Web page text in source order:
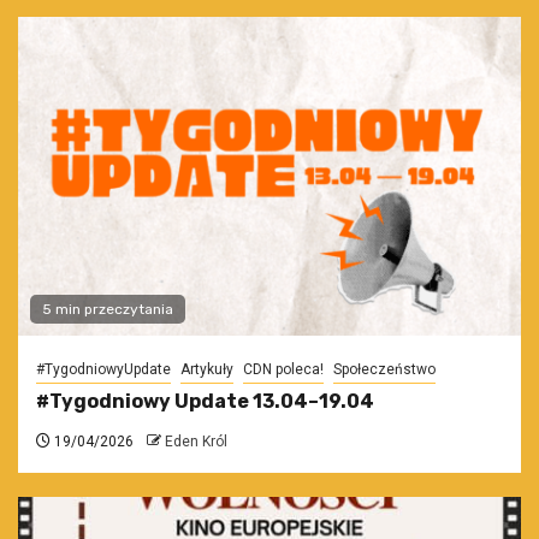
5 min przeczytania
#TygodniowyUpdate Artykuły CDN poleca! Społeczeństwo
#Tygodniowy Update 13.04–19.04
19/04/2026 Eden Król